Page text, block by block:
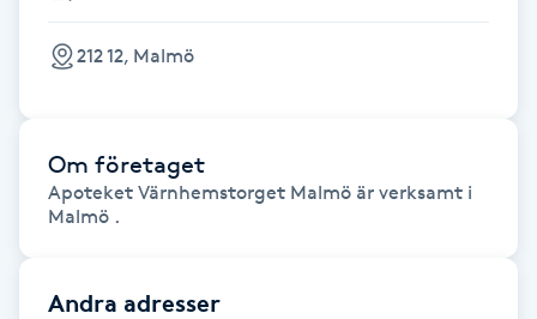
Celluliter
Color correction
Cryoterapi
212 12, Malmö
Om företaget
Apoteket Värnhemstorget Malmö är verksamt i
Malmö .
Andra adresser